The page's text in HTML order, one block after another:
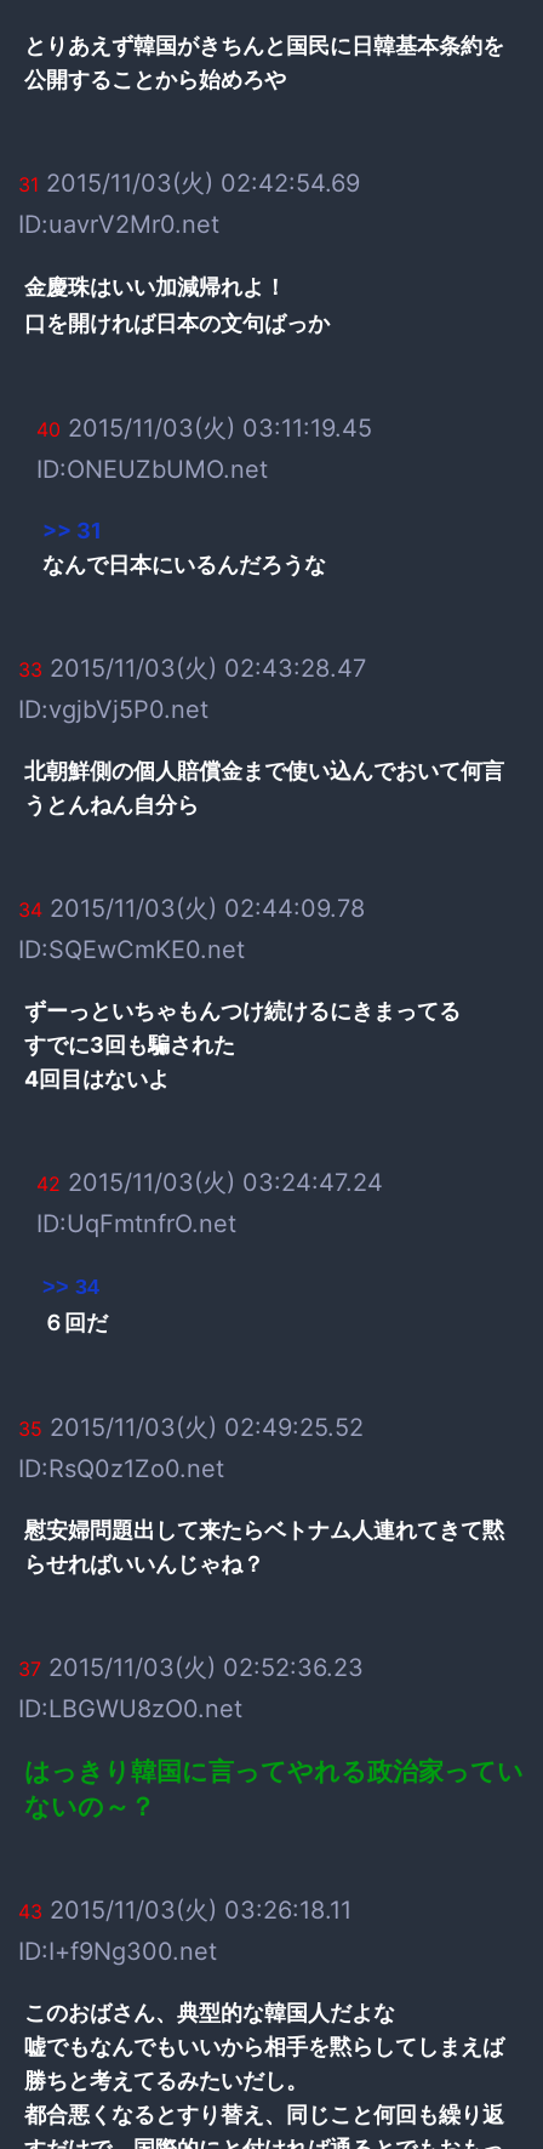
とりあえず韓国がきちんと国民に日韓基本条約を
公開することから始めろや
31 2015/11/03(火) 02:42:54.69
ID:uavrV2Mr0.net
金慶珠はいい加減帰れよ！
口を開ければ日本の文句ばっか
40 2015/11/03(火) 03:11:19.45
ID:ONEUZbUMO.net
>> 31
なんで日本にいるんだろうな
33 2015/11/03(火) 02:43:28.47
ID:vgjbVj5P0.net
北朝鮮側の個人賠償金まで使い込んでおいて何言
うとんねん自分ら
34 2015/11/03(火) 02:44:09.78
ID:SQEwCmKE0.net
ずーっといちゃもんつけ続けるにきまってる
すでに3回も騙された
4回目はないよ
42 2015/11/03(火) 03:24:47.24
ID:UqFmtnfrO.net
>> 34
６回だ
35 2015/11/03(火) 02:49:25.52
ID:RsQ0z1Zo0.net
慰安婦問題出して来たらベトナム人連れてきて黙
らせればいいんじゃね？
37 2015/11/03(火) 02:52:36.23
ID:LBGWU8zO0.net
はっきり韓国に言ってやれる政治家ってい
ないの～？
43 2015/11/03(火) 03:26:18.11
ID:I+f9Ng300.net
このおばさん、典型的な韓国人だよな
嘘でもなんでもいいから相手を黙らしてしまえば
勝ちと考えてるみたいだし。
都合悪くなるとすり替え、同じこと何回も繰り返